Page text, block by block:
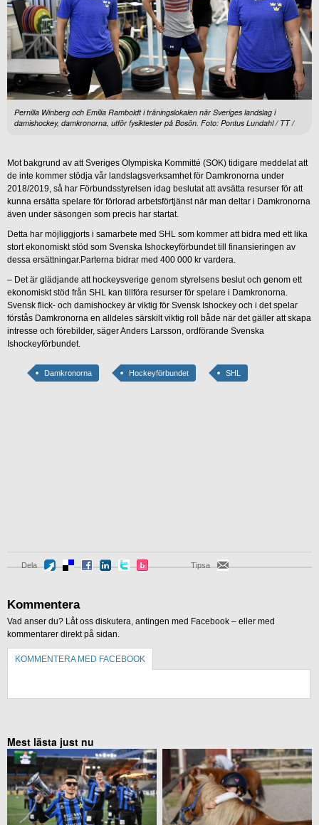
Pernilla Winberg och Emilia Ramboldt i träningslokalen när Sveriges landslag i
damishockey, damkronorna, utför fysiktester på Bosön. Foto: Pontus Lundahl / TT /
Mot bakgrund av att Sveriges Olympiska Kommitté (SOK) tidigare meddelat att
de inte kommer stödja vår landslagsverksamhet för Damkronorna under
2018/2019, så har Förbundsstyrelsen idag beslutat att avsätta resurser för att
kunna ersätta spelare för förlorad arbetsförtjänst när man deltar i Damkronorna
även under säsongen som precis har startat.
Detta har möjliggjorts i samarbete med SHL som kommer att bidra med ett lika
stort ekonomiskt stöd som Svenska Ishockeyförbundet till finansieringen av
dessa ersättningar.Parterna bidrar med 400 000 kr vardera.
– Det är glädjande att hockeysverige genom styrelsens beslut och genom ett
ekonomiskt stöd från SHL kan tillföra resurser för spelare i Damkronorna.
Svensk flick- och damishockey är viktig för Svensk Ishockey och i det spelar
förstås Damkronorna en alldeles särskilt viktig roll både när det gäller att skapa
intresse och förebilder, säger Anders Larsson, ordförande Svenska
Ishockeyförbundet.
Damkronorna Hockeyförbundet SHL
Dela Tipsa
Kommentera
Vad anser du? Låt oss diskutera, antingen med Facebook – eller med
kommentarer direkt på sidan.
KOMMENTERA MED FACEBOOK
Mest lästa just nu